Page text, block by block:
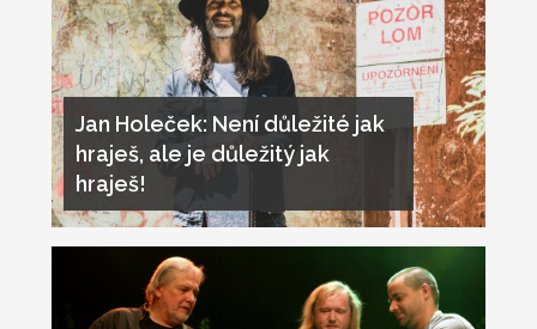
Jan Holeček: Není důležité jak
hraješ, ale je důležitý jak
hraješ!